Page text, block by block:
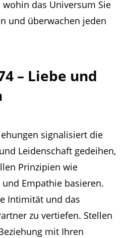
das Universum Sie
und überwachen jeden
– Liebe und
signalisiert die
Leidenschaft gedeihen,
Prinzipien wie
Empathie basieren.
Intimität und das
zu vertiefen. Stellen
mit Ihren